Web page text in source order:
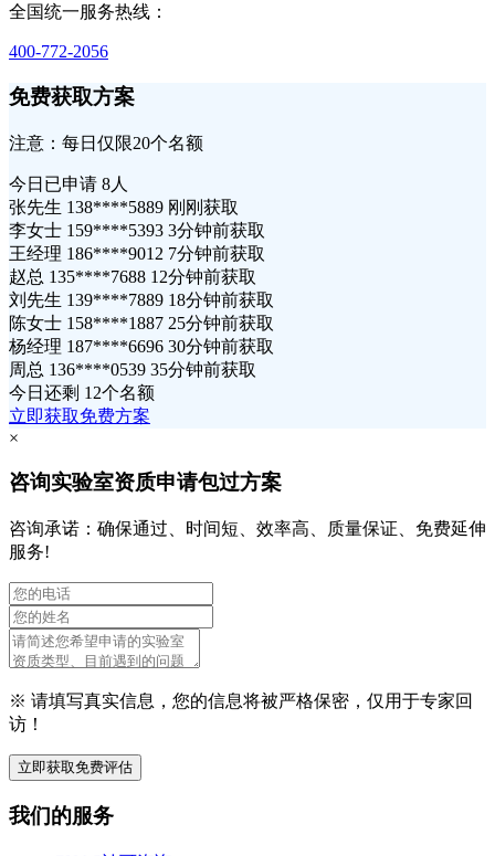
全国统一服务热线：
400-772-2056
免费获取方案
注意：每日仅限20个名额
今日已申请 8人
张先生 138****5889 刚刚获取
李女士 159****5393 3分钟前获取
王经理 186****9012 7分钟前获取
赵总 135****7688 12分钟前获取
刘先生 139****7889 18分钟前获取
陈女士 158****1887 25分钟前获取
杨经理 187****6696 30分钟前获取
周总 136****0539 35分钟前获取
今日还剩 12个名额
立即获取免费方案
×
咨询实验室资质申请包过方案
咨询承诺：确保通过、时间短、效率高、质量保证、免费延伸
服务!
※ 请填写真实信息，您的信息将被严格保密，仅用于专家回
访！
立即获取免费评估
我们的服务